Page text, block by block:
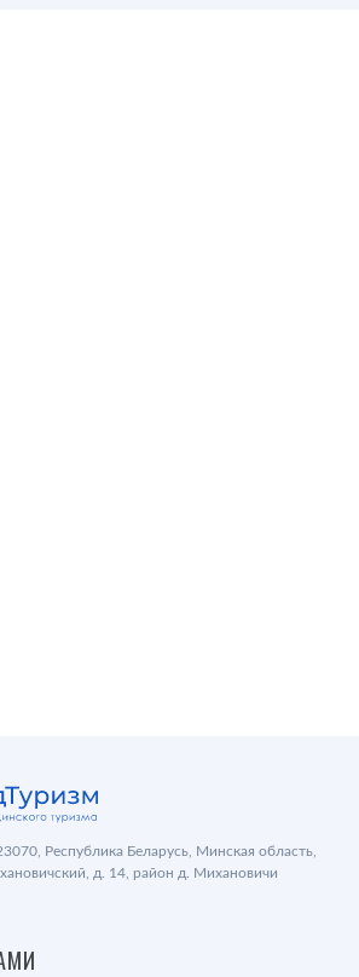
Республика Беларусь, Минская область,
д. 14, район д. Михановичи